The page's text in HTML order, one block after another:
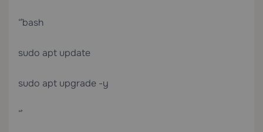
“`bash
sudo apt update
sudo apt upgrade -y
“`